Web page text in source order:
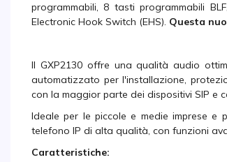
programmabili, 8 tasti programmabili
Electronic Hook Switch (EHS). Questa
Il GXP2130 offre una qualità audio
automatizzato per l'installazione,
con la maggior parte dei dispositivi SIP e
Ideale per le piccole e medie imprese
telefono IP di alta qualità, con funzioni
Caratteristiche: